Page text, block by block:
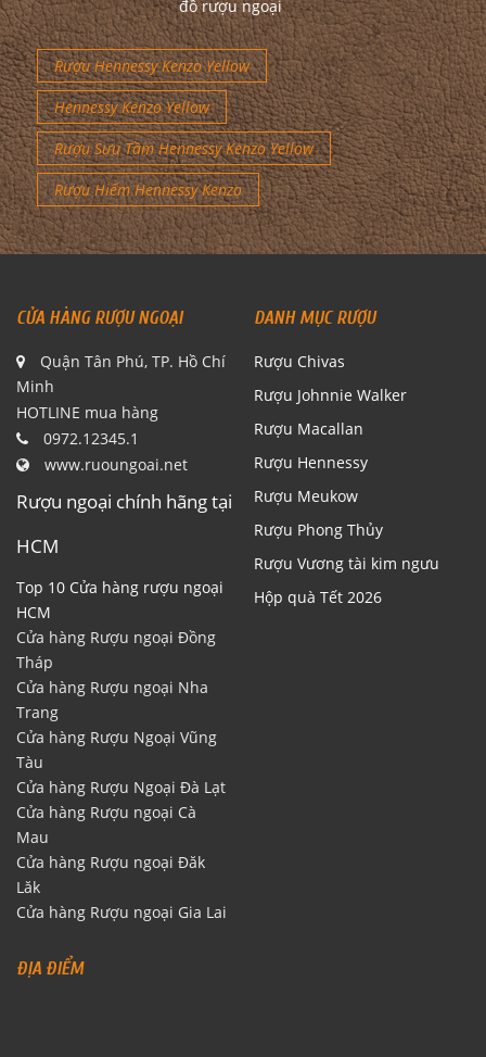
đồ rượu ngoại
Rượu Hennessy Kenzo Yellow
Hennessy Kenzo Yellow
Rượu Sưu Tầm Hennessy Kenzo Yellow
Rượu Hiếm Hennessy Kenzo
CỬA HÀNG RƯỢU NGOẠI
Quận Tân Phú, TP. Hồ Chí
Minh
HOTLINE mua hàng
0972.12345.1
www.ruoungoai.net
Rượu ngoại chính hãng tại
HCM
Top 10 Cửa hàng rượu ngoại
HCM
Cửa hàng Rượu ngoại Đồng
Tháp
Cửa hàng Rượu ngoại Nha
Trang
Cửa hàng Rượu Ngoại Vũng
Tàu
Cửa hàng Rượu Ngoại Đà Lạt
Cửa hàng Rượu ngoại Cà
Mau
Cửa hàng Rượu ngoại Đăk
Lăk
Cửa hàng Rượu ngoại Gia Lai
DANH MỤC RƯỢU
Rượu Chivas
Rượu Johnnie Walker
Rượu Macallan
Rượu Hennessy
Rượu Meukow
Rượu Phong Thủy
Rượu Vương tài kim ngưu
Hộp quà Tết 2026
ĐỊA ĐIỂM